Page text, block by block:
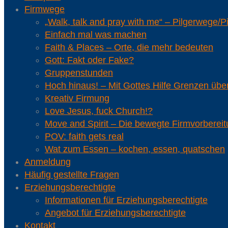
Firmwege
„Walk, talk and pray with me“ – Pilgerwege/
Einfach mal was machen
Faith & Places – Orte, die mehr bedeuten
Gott: Fakt oder Fake?
Gruppenstunden
Hoch hinaus! – Mit Gottes Hilfe Grenzen
Kreativ Firmung
Love Jesus, fuck Church!?
Move and Spirit – Die bewegte
POV: faith gets real
Wat zum Essen – kochen, essen, quatschen
Anmeldung
Häufig gestellte Fragen
Erziehungsberechtigte
Informationen für Erziehungsberechtigte
Angebot für Erziehungsberechtigte
Kontakt